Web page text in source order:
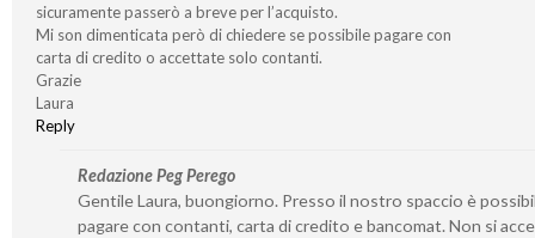
sicuramente passerò a breve per l’acquisto.
Mi son dimenticata però di chiedere se possibile pagare con
carta di credito o accettate solo contanti.
Grazie
Laura
Reply
Redazione Peg Perego
Gentile Laura, buongiorno. Presso il nostro spaccio è
pagare con contanti, carta di credito e bancomat. Non si